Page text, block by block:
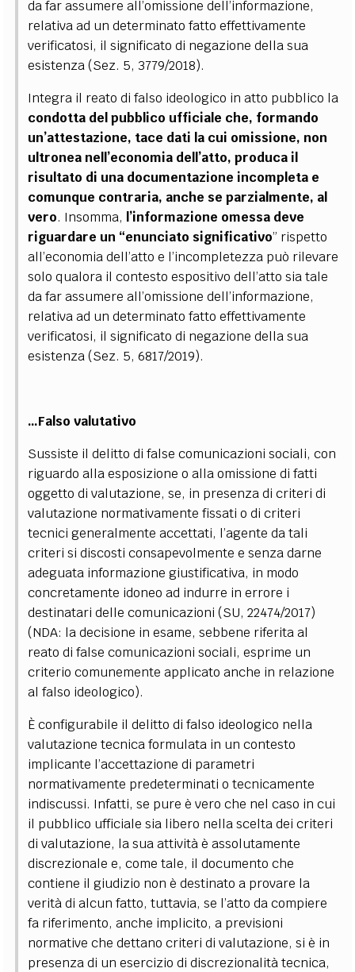
da far assumere all’omissione dell’informazione,
relativa ad un determinato fatto effettivamente
verificatosi, il significato di negazione della sua
esistenza (Sez. 5, 3779/2018).
Integra il reato di falso ideologico in atto pubblico la
condotta del pubblico ufficiale che, formando
un’attestazione, tace dati la cui omissione, non
ultronea nell’economia dell’atto, produca il
risultato di una documentazione incompleta e
comunque contraria, anche se parzialmente, al
vero. Insomma, l’informazione omessa deve
riguardare un “enunciato significativo” rispetto
all’economia dell’atto e l’incompletezza può rilevare
solo qualora il contesto espositivo dell’atto sia tale
da far assumere all’omissione dell’informazione,
relativa ad un determinato fatto effettivamente
verificatosi, il significato di negazione della sua
esistenza (Sez. 5, 6817/2019).
…Falso valutativo
Sussiste il delitto di false comunicazioni sociali, con
riguardo alla esposizione o alla omissione di fatti
oggetto di valutazione, se, in presenza di criteri di
valutazione normativamente fissati o di criteri
tecnici generalmente accettati, l’agente da tali
criteri si discosti consapevolmente e senza darne
adeguata informazione giustificativa, in modo
concretamente idoneo ad indurre in errore i
destinatari delle comunicazioni (SU, 22474/2017)
(NDA: la decisione in esame, sebbene riferita al
reato di false comunicazioni sociali, esprime un
criterio comunemente applicato anche in relazione
al falso ideologico).
È configurabile il delitto di falso ideologico nella
valutazione tecnica formulata in un contesto
implicante l’accettazione di parametri
normativamente predeterminati o tecnicamente
indiscussi. Infatti, se pure è vero che nel caso in cui
il pubblico ufficiale sia libero nella scelta dei criteri
di valutazione, la sua attività è assolutamente
discrezionale e, come tale, il documento che
contiene il giudizio non è destinato a provare la
verità di alcun fatto, tuttavia, se l’atto da compiere
fa riferimento, anche implicito, a previsioni
normative che dettano criteri di valutazione, si è in
presenza di un esercizio di discrezionalità tecnica,